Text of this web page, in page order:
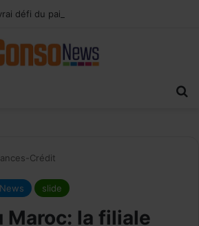
Crédit
News slide
Maroc: la filiale
notre